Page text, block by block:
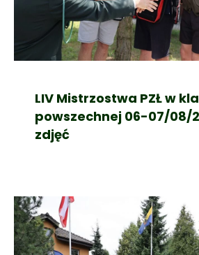
LIV Mistrzostwa PZŁ w
powszechnej 06-07/08/
zdjęć